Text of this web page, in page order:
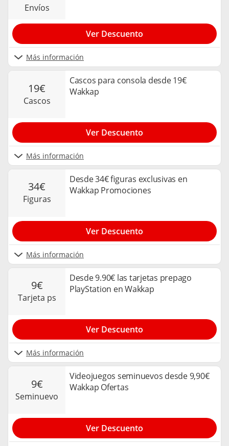
envíos
Más información
Ver Descuento
19€
cascos
Cascos para consola desde 19€
Wakkap
Más información
Ver Descuento
34€
figuras
Desde 34€ figuras exclusivas en
Wakkap Promociones
Más información
Ver Descuento
9€
tarjeta ps
Desde 9.90€ las tarjetas prepago
PlayStation en Wakkap
Más información
Ver Descuento
9€
seminuevo
Videojuegos seminuevos desde 9,90€
Wakkap Ofertas
Ver Descuento